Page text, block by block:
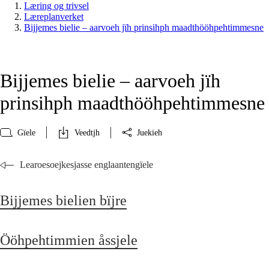
Læring og trivsel
Læreplanverket
Bijjemes bielie – aarvoeh jïh prinsihph maadthööhpehtimmesne
Bijjemes bielie – aarvoeh jïh
prinsihph maadthööhpehtimmesne
Gïele Veedtjh Juekieh
Learoesoejkesjasse englaantengïele
Bijjemes bielien bïjre
Ööhpehtimmien åssjele